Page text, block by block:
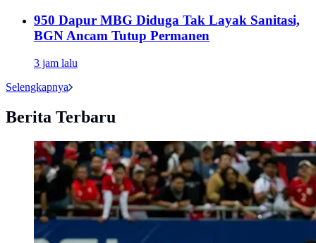
950 Dapur MBG Diduga Tak Layak Sanitasi,
BGN Ancam Tutup Permanen
3 jam lalu
Selengkapnya
Berita Terbaru